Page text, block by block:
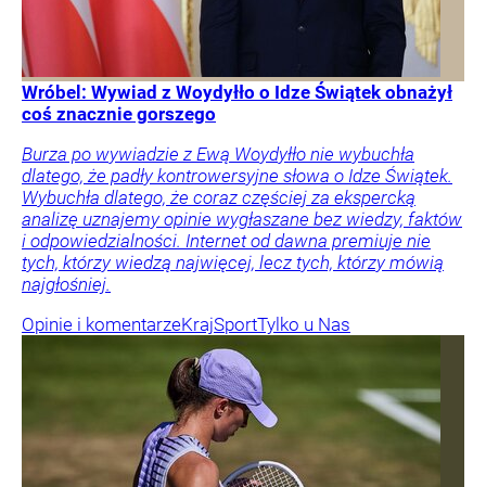
Wróbel: Wywiad z Woydyłło o Idze Świątek obnażył
coś znacznie gorszego
Burza po wywiadzie z Ewą Woydyłło nie wybuchła
dlatego, że padły kontrowersyjne słowa o Idze Świątek.
Wybuchła dlatego, że coraz częściej za ekspercką
analizę uznajemy opinie wygłaszane bez wiedzy, faktów
i odpowiedzialności. Internet od dawna premiuje nie
tych, którzy wiedzą najwięcej, lecz tych, którzy mówią
najgłośniej.
Opinie i komentarzeKrajSportTylko u Nas